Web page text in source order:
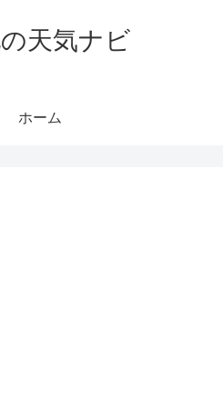
天気ナビ
ホーム